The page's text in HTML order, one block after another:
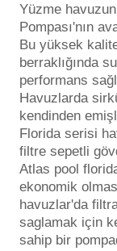
Havuz
Havuz Kış
Kalsiyum
Temizleyici
Bahçe Süs
Endüstriyel
Ayak Havuzu
Havuz Robotu
Yüzme
Pompası'nın
Bu yüksek
berraklığında
performans
Havuzlarda
kendinden
Florida serisi
filtre sepetli
Atlas pool
ekonomik
havuzlar'da
saglamak için
sahip bir